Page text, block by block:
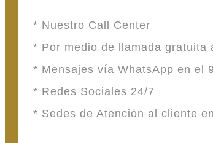
* Nuestro Call Center
* Por medio de llamada
* Mensajes vía WhatsApp en el
* Redes Sociales 24/7
* Sedes de Atención al cliente